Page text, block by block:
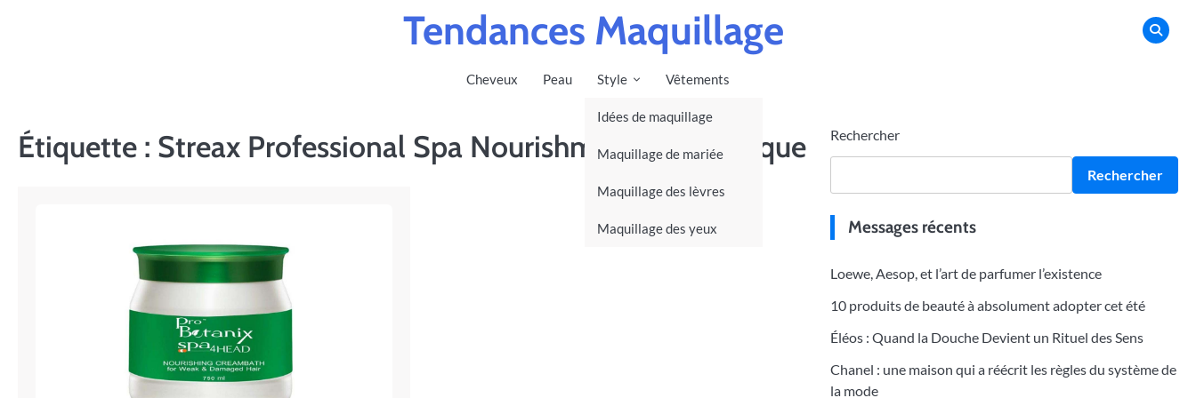
Tendances Maquillage
Cheveux Peau Style
Idées de maquillage
Maquillage de mariée
Maquillage des lèvres
Maquillage des yeux
Vêtements
Étiquette : Streax Professional Spa Nourishment Hair Masque Rechercher
Rechercher
Messages récents
Loewe, Aesop, et l’art de parfumer l’existence
10 produits de beauté à absolument adopter cet été
Éléos : Quand la Douche Devient un Rituel des Sens
Chanel : une maison qui a réécrit les règles du système de
la mode